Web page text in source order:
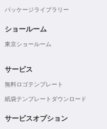
パッケージライブラリー
ショールーム
東京ショールーム
サービス
無料ロゴテンプレート
紙袋テンプレートダウンロード
サービスオプション